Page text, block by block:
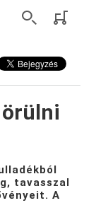
tavasszal
A